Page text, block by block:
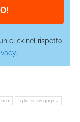
click nel rispetto
figlio si vergogna